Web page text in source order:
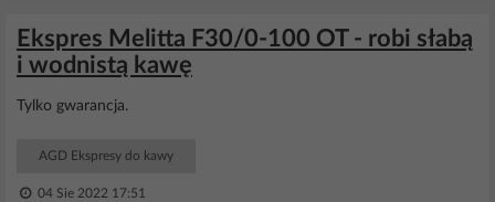
Ekspres Melitta F30/0-100 OT - robi słabą
i wodnistą kawę
Tylko gwarancja.
AGD Ekspresy do kawy
04 Sie 2022 17:51